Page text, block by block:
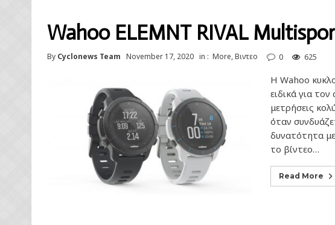
Wahoo ELEMNT RIVAL
By Cyclonews Team November 17, 2020 in : More,Βιντεο 0 625
Η Wahoo
ειδικά για
μετρήσεις
όταν
δυνατότητα
το βίντεο…
Read More